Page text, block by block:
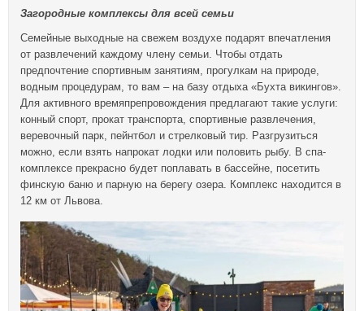
Загородные комплексы для всей семьи
Семейные выходные на свежем воздухе подарят впечатления
от развлечений каждому члену семьи. Чтобы отдать
предпочтение спортивным занятиям, прогулкам на природе,
водным процедурам, то вам – на базу отдыха «Бухта викингов».
Для активного времяпрепровождения предлагают такие услуги:
конный спорт, прокат транспорта, спортивные развлечения,
веревочный парк, пейнтбол и стрелковый тир. Разгрузиться
можно, если взять напрокат лодки или половить рыбу. В спа-
комплексе прекрасно будет поплавать в бассейне, посетить
финскую баню и парную на берегу озера. Комплекс находится в
12 км от Львова.